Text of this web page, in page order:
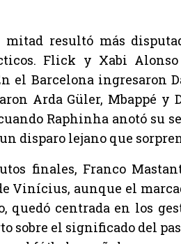
mitad resultó más
Flick y Xabi
el Barcelona ingresaron
Arda Güler, Mbappé y
Raphinha anotó su
disparo lejano que
finales, Franco
Vinícius, aunque el
quedó centrada en los
sobre el significado del